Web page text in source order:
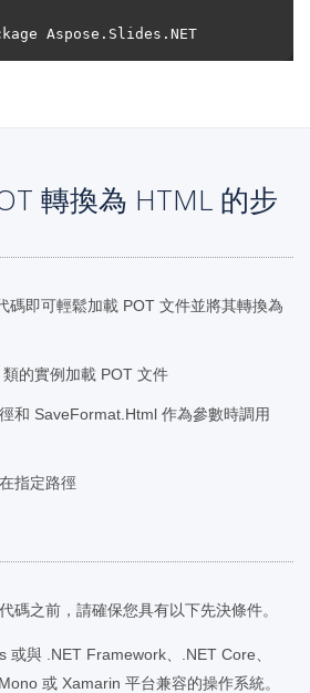
轉換為 HTML 的步
碼即可輕鬆加載 POT 文件並將其轉換為
的實例加載 POT 文件
和 SaveFormat.Html 作為參數時調用
指定路徑
碼之前，請確保您具有以下先決條件。
或與 .NET Framework、.NET Core、
或 Xamarin 平台兼容的操作系統。